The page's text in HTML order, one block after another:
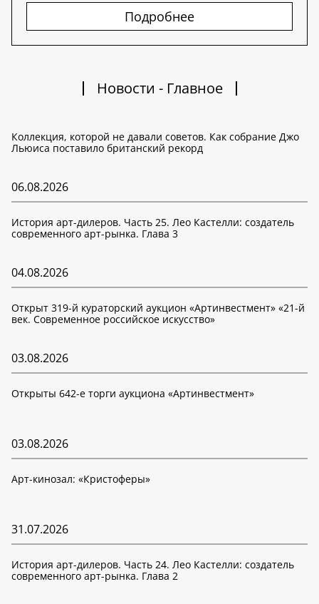
Подробнее
Новости - Главное
Коллекция, которой не давали советов. Как собрание Джо
Льюиса поставило британский рекорд
06.08.2026
История арт-дилеров. Часть 25. Лео Кастелли: создатель
современного арт-рынка. Глава 3
04.08.2026
Открыт 319-й кураторский аукцион «Артинвестмент» «21-й
век. Современное российское искусство»
03.08.2026
Открыты 642-е торги аукциона «Артинвестмент»
03.08.2026
Арт-кинозал: «Кристоферы»
31.07.2026
История арт-дилеров. Часть 24. Лео Кастелли: создатель
современного арт-рынка. Глава 2